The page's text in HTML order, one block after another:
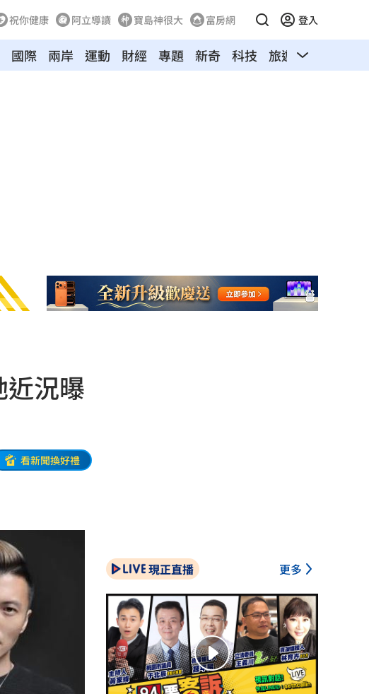
祝你健康 阿立導讀 寶島神很大 富房網 登入
國際 兩岸 運動 財經 專題 新奇 科技 旅遊 汽車
況曝
看新聞換好禮
現正直播 更多